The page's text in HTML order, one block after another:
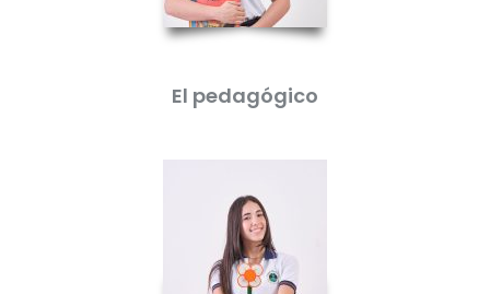
El pedagógico